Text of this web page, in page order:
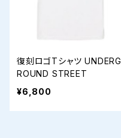
復刻ロゴTシャツ UNDERG
ROUND STREET
¥6,800